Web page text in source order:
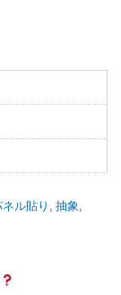
ル貼り , 抽象,